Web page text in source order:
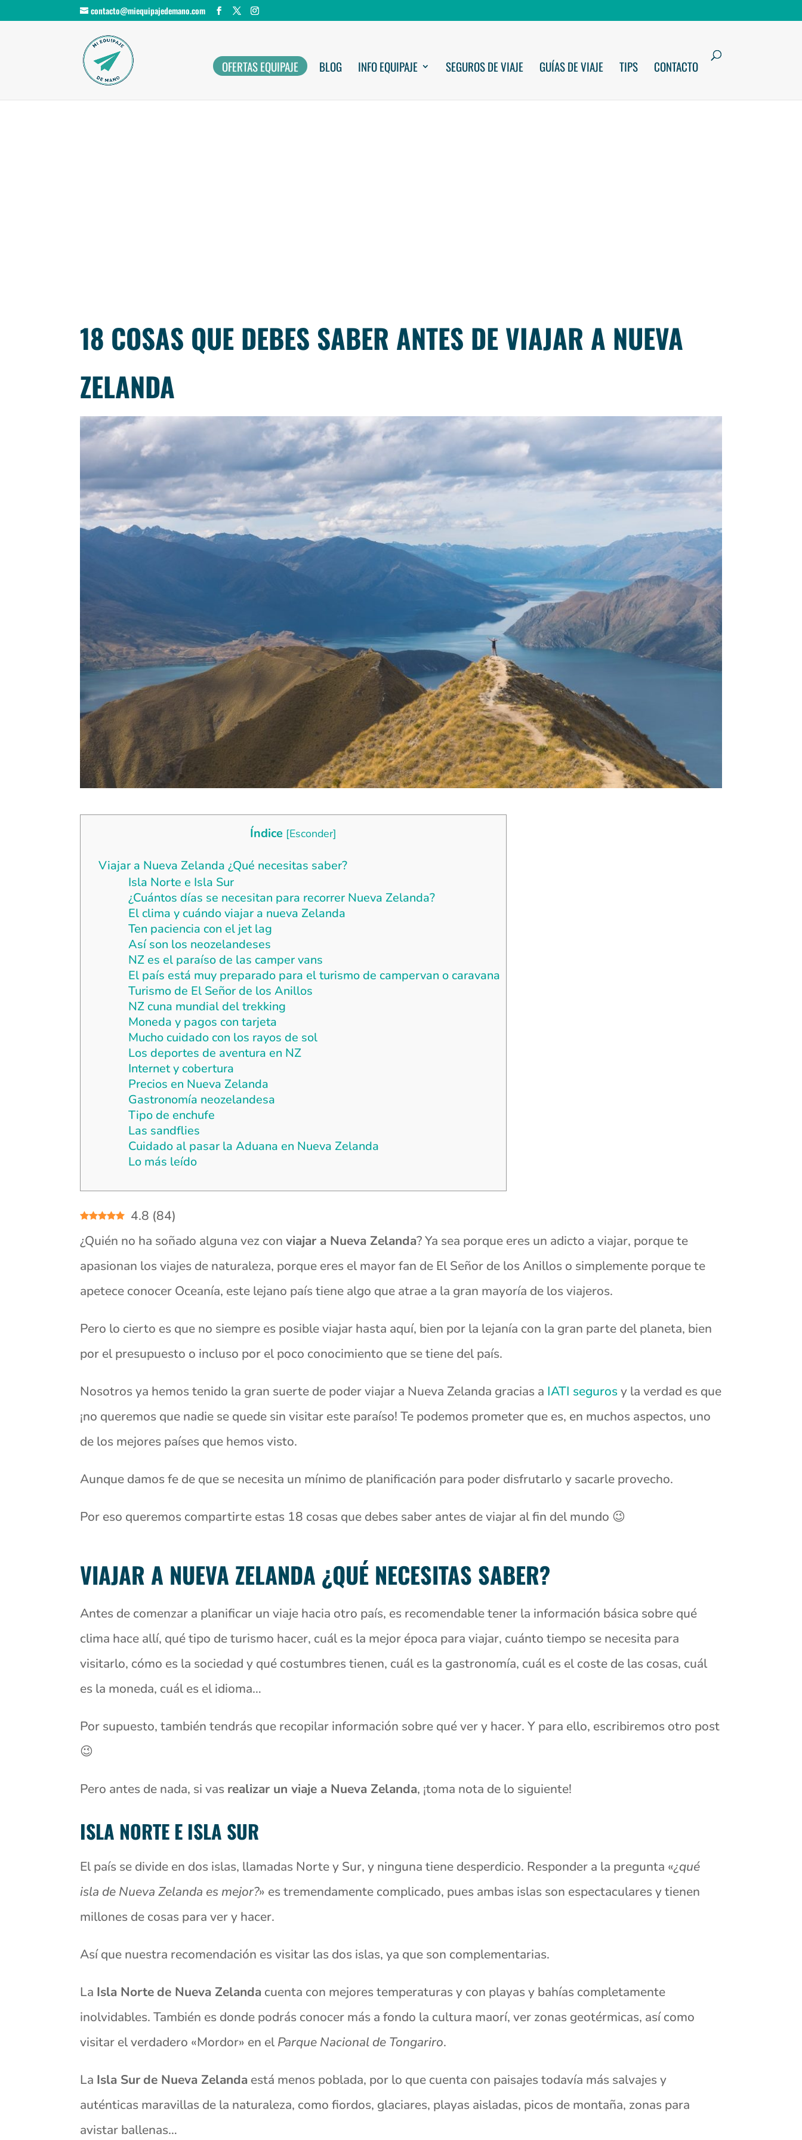
contacto@miequipajedemano.com
OFERTAS EQUIPAJE BLOG INFO EQUIPAJE SEGUROS DE VIAJE GUÍAS DE VIAJE TIPS CONTACTO
18 COSAS QUE DEBES SABER ANTES DE VIAJAR A NUEVA
ZELANDA
Índice [Esconder]
Viajar a Nueva Zelanda ¿Qué necesitas saber?
Isla Norte e Isla Sur
¿Cuántos días se necesitan para recorrer Nueva Zelanda?
El clima y cuándo viajar a nueva Zelanda
Ten paciencia con el jet lag
Así son los neozelandeses
NZ es el paraíso de las camper vans
El país está muy preparado para el turismo de campervan o caravana
Turismo de El Señor de los Anillos
NZ cuna mundial del trekking
Moneda y pagos con tarjeta
Mucho cuidado con los rayos de sol
Los deportes de aventura en NZ
Internet y cobertura
Precios en Nueva Zelanda
Gastronomía neozelandesa
Tipo de enchufe
Las sandflies
Cuidado al pasar la Aduana en Nueva Zelanda
Lo más leído
4.8 (84)
¿Quién no ha soñado alguna vez conviajar a Nueva Zelanda? Ya sea porque eres un adicto a viajar, porque te
apasionan los viajes de naturaleza, porque eres el mayor fan de El Señor de los Anillos o simplemente porque te
apetece conocer Oceanía, este lejano país tiene algo que atrae a la gran mayoría de los viajeros.
Pero lo cierto es que no siempre es posible viajar hasta aquí, bien por la lejanía con la gran parte del planeta, bien
por el presupuesto o incluso por el poco conocimiento que se tiene del país.
Nosotros ya hemos tenido la gran suerte de poder viajar a Nueva Zelanda gracias a IATI segurosy la verdad es que
¡no queremos que nadie se quede sin visitar este paraíso! Te podemos prometer que es, en muchos aspectos, uno
de los mejores países que hemos visto.
Aunque damos fe de que se necesita un mínimo de planificación para poder disfrutarlo y sacarle provecho.
Por eso queremos compartirte estas 18 cosas que debes saber antes de viajar al fin del mundo 😉
VIAJAR A NUEVA ZELANDA ¿QUÉ NECESITAS SABER?
Antes de comenzar a planificar un viaje hacia otro país, es recomendable tener la información básica sobre qué
clima hace allí, qué tipo de turismo hacer, cuál es la mejor época para viajar, cuánto tiempo se necesita para
visitarlo, cómo es la sociedad y qué costumbres tienen, cuál es la gastronomía, cuál es el coste de las cosas, cuál
es la moneda, cuál es el idioma…
Por supuesto, también tendrás que recopilar información sobre qué ver y hacer. Y para ello, escribiremos otro post
😉
Pero antes de nada, si vas realizar un viaje a Nueva Zelanda, ¡toma nota de lo siguiente!
ISLA NORTE E ISLA SUR
El país se divide en dos islas, llamadas Norte y Sur, y ninguna tiene desperdicio. Responder a la pregunta «¿qué
isla de Nueva Zelanda es mejor?» es tremendamente complicado, pues ambas islas son espectaculares y tienen
millones de cosas para ver y hacer.
Así que nuestra recomendación es visitar las dos islas, ya que son complementarias.
La Isla Nortede Nueva Zelanda cuenta con mejores temperaturas y con playas y bahías completamente
inolvidables. También es donde podrás conocer más a fondo la cultura maorí, ver zonas geotérmicas, así como
visitar el verdadero «Mordor» en elParque Nacional de Tongariro.
La Isla Surde Nueva Zelanda está menos poblada, por lo que cuenta con paisajes todavía más salvajes y
auténticas maravillas de la naturaleza, como fiordos, glaciares, playas aisladas, picos de montaña, zonas para
avistar ballenas…